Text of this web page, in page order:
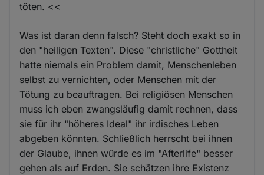
töten. <<
Was ist daran denn falsch? Steht doch exakt so in
den "heiligen Texten". Diese "christliche" Gottheit
hatte niemals ein Problem damit, Menschenleben
selbst zu vernichten, oder Menschen mit der
Tötung zu beauftragen. Bei religiösen Menschen
muss ich eben zwangsläufig damit rechnen, dass
sie für ihr "höheres Ideal" ihr irdisches Leben
abgeben könnten. Schließlich herrscht bei ihnen
der Glaube, ihnen würde es im "Afterlife" besser
gehen als auf Erden. Sie schätzen ihre Existenz